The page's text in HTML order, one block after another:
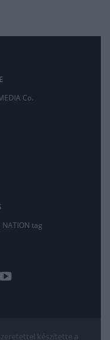
Co.
NATION tag
készítette a